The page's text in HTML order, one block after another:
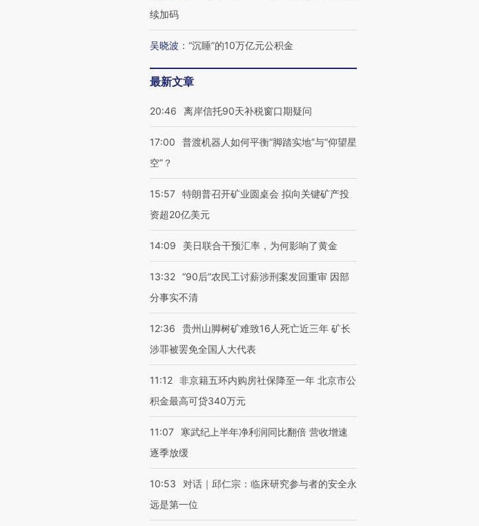
续加码
吴晓波 ： “沉睡”的10万亿元公积金
最新文章
20:46 离岸信托90天补税窗口期疑问
17:00
普渡机器人如何平衡“脚踏实地”与“仰望星
空”？
15:57 特朗普召开矿业圆桌会 拟向关键矿产投
资超20亿美元
14:09 美日联合干预汇率，为何影响了黄金
13:32 “90后”农民工讨薪涉刑案发回重审 因部
分事实不清
12:36
贵州山脚树矿难致16人死亡近三年 矿长
涉罪被罢免全国人大代表
11:12 非京籍五环内购房社保降至一年 北京市公
积金最高可贷340万元
11:07
寒武纪上半年净利润同比翻倍 营收增速
逐季放缓
10:53
对话｜邱仁宗：临床研究参与者的安全永
远是第一位